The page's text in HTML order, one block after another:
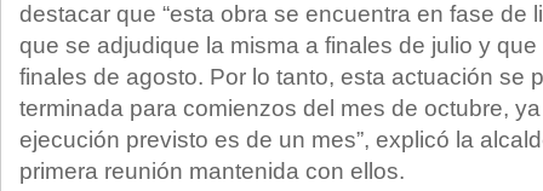
destacar que “esta obra se encuentra en fase de
que se adjudique la misma a finales de julio y
finales de agosto. Por lo tanto, esta actuación se
terminada para comienzos del mes de octubre,
ejecución previsto es de un mes”, explicó la
primera reunión mantenida con ellos.